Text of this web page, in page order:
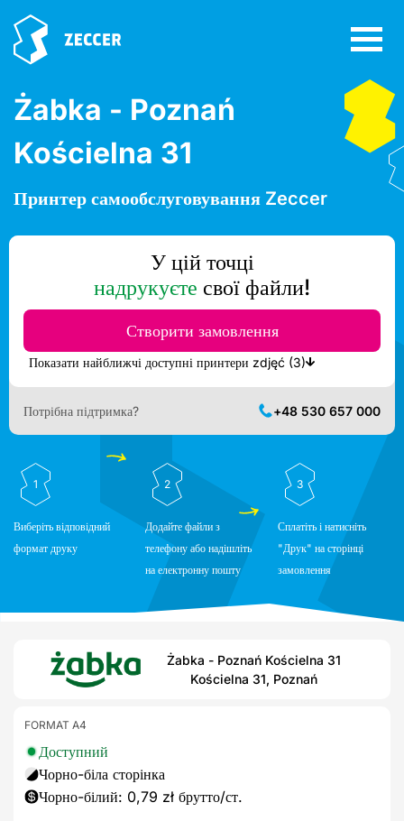
Żabka - Poznań
Kościelna 31
Принтер самообслуговування Zeccer
У цій точці
надрукуєте свої файли!
Створити замовлення
Показати найближчі доступні принтери zdjęć (3)
Потрібна підтримка? +48 530 657 000
1
Виберіть відповідний
формат друку
2
Додайте файли з
телефону або надішліть
на електронну пошту
3
Сплатіть і натисніть
"Друк" на сторінці
замовлення
Żabka - Poznań Kościelna 31
Kościelna 31, Poznań
FORMAT A4
Доступний
Чорно-біла сторінка
Чорно-білий: 0,79 zł брутто/ст.